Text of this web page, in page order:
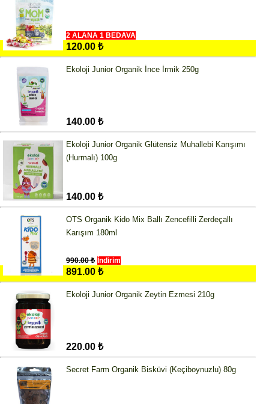
2 ALANA 1 BEDAVA
120.00 ₺
Ekoloji Junior Organik İnce İrmik 250g
140.00 ₺
Ekoloji Junior Organik Glütensiz Muhallebi Karışımı
(Hurmalı) 100g
140.00 ₺
OTS Organik Kido Mix Ballı Zencefilli Zerdeçallı
Karışım 180ml
990.00 ₺ İndirim
891.00 ₺
Ekoloji Junior Organik Zeytin Ezmesi 210g
220.00 ₺
Secret Farm Organik Bisküvi (Keçiboynuzlu) 80g